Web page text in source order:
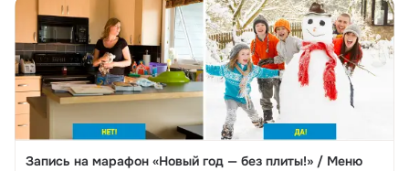
Запись на марафон «Новый год — без плиты!» / Меню